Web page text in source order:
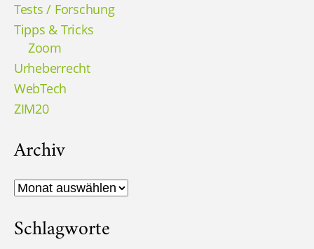
Tests / Forschung
Tipps & Tricks
Zoom
Urheberrecht
WebTech
ZIM20
Archiv
Archiv
Schlagworte